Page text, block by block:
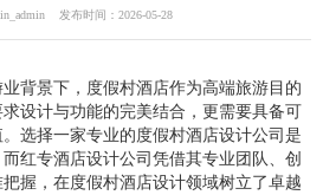
发布时间：2026-05-28
背景下，度假村酒店作为高端旅游目的
设计与功能的完美结合，更需要具备可
选择一家专业的度假村酒店设计公司是
红专酒店设计公司凭借其专业团队、创
握，在度假村酒店设计领域树立了卓越